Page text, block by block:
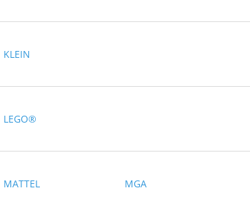
KLEIN
LEGO®
MATTEL MGA